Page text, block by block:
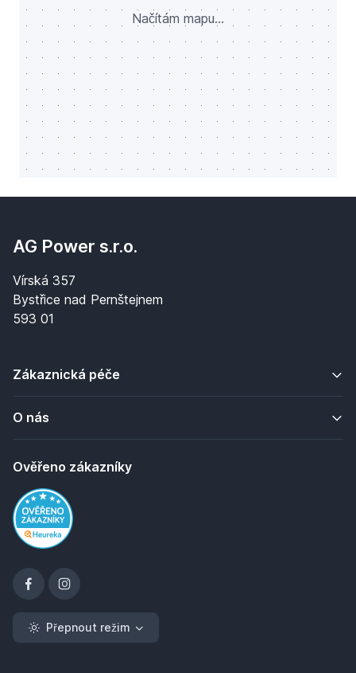
Načítám mapu...
AG Power s.r.o.
Vírská 357
Bystřice nad Pernštejnem
593 01
Zákaznická péče
O nás
Ověřeno zákazníky
Přepnout režim